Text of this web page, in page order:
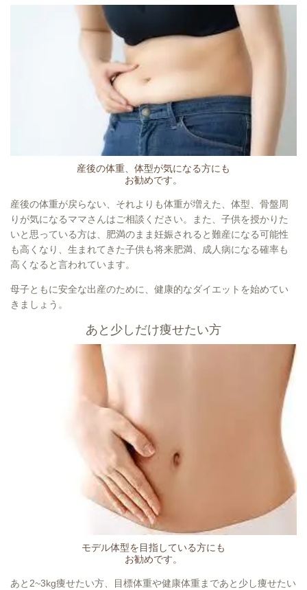
産後の体重、体型が気になる方にも
お勧めです。
産後の体重が戻らない、それよりも体重が増えた、体型、骨盤周
りが気になるママさんはご相談ください。また、子供を授かりた
いと思っている方は、肥満のまま妊娠されると難産になる可能性
も高くなり、生まれてきた子供も将来肥満、成人病になる確率も
高くなると言われています。
母子ともに安全な出産のために、健康的なダイエットを始めてい
きましょう。
あと少しだけ痩せたい方
モデル体型を目指している方にも
お勧めです。
あと2~3kg痩せたい方、目標体重や健康体重まであと少し痩せたい